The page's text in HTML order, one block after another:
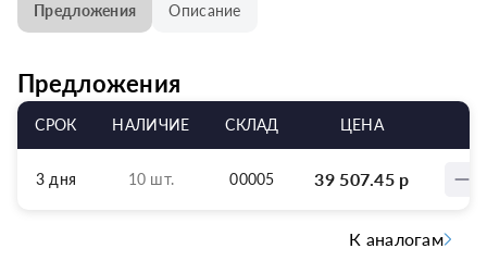
Предложения Описание
Предложения
СРОК НАЛИЧИЕ СКЛАД ЦЕНА
3 дня 10 шт. 00005 39 507.45 р
К аналогам